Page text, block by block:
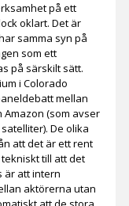
på ett
oklart. Det är
samma syn på
som ett
på särskilt sätt.
i Colorado
mellan
Amazon (som avser
De olika
att det är ett rent
till att det
är att intern
aktörerna utan